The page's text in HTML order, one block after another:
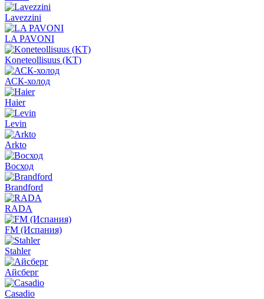
Lavezzini
LA PAVONI
Koneteollisuus (KT)
АСК-холод
Haier
Levin
Arkto
Восход
Brandford
RADA
FM (Испания)
Stahler
Айсберг
Casadio